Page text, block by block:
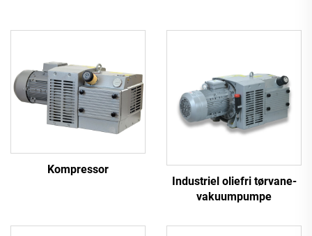
Kompressor
Industriel oliefri tørvane-
vakuumpumpe